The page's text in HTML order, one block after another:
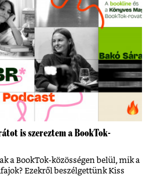
is szereztem a BookTok-
a BookTok-közösségen belül, mik a
Ezekről beszélgettünk Kiss